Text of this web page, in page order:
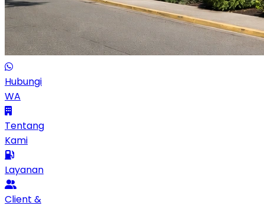
Hubungi
WA
Tentang
Kami
Layanan
Client &